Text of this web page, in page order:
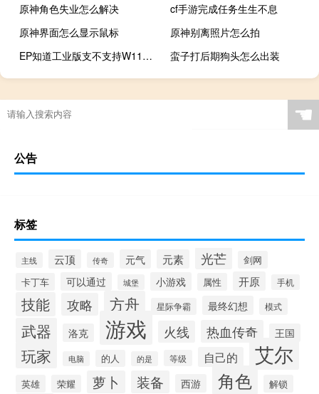
原神角色失业怎么解决
cf手游完成任务生生不息
原神界面怎么显示鼠标
原神别离照片怎么拍
EP知道工业版支不支持W11系统（ep知道）
蛮子打后期狗头怎么出装
☚
公告
标签
主线 云顶 传奇 元气 元素 光芒
剑网
卡丁车
可以通过 城堡 小游戏 属性 开原 手机
技能 攻略 方舟 星际争霸 最终幻想 模式
武器 洛克 游戏 火线 热血传奇 王国
玩家 电脑 的人 的是 等级 自己的 艾尔
英雄 荣耀 萝卜 装备 西游 角色 解锁